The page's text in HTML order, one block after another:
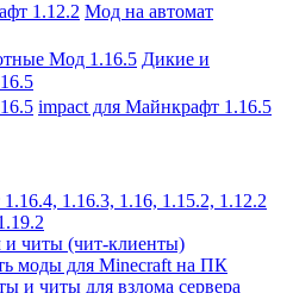
Мод на автомат
Дикие и
impact для Майнкрафт 1.16.5
1.16.3, 1.16, 1.15.2, 1.12.2
читы (чит-клиенты)
моды для Minecraft на ПК
и читы для взлома сервера